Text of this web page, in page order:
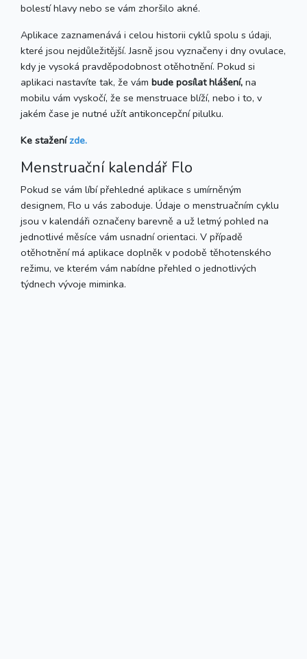
bolestí hlavy nebo se vám zhoršilo akné.
Aplikace zaznamenává i celou historii cyklů spolu s údaji,
které jsou nejdůležitější. Jasně jsou vyznačeny i dny ovulace,
kdy je vysoká pravděpodobnost otěhotnění. Pokud si
aplikaci nastavíte tak, že vám bude posílat hlášení, na
mobilu vám vyskočí, že se menstruace blíží, nebo i to, v
jakém čase je nutné užít antikoncepční pilulku.
Ke staženízde.
Menstruační kalendář Flo
Pokud se vám líbí přehledné aplikace s umírněným
designem, Flo u vás zaboduje. Údaje o menstruačním cyklu
jsou v kalendáři označeny barevně a už letmý pohled na
jednotlivé měsíce vám usnadní orientaci. V případě
otěhotnění má aplikace doplněk v podobě těhotenského
režimu, ve kterém vám nabídne přehled o jednotlivých
týdnech vývoje miminka.